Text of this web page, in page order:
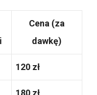
Cena (za
dawkę)
120 zł
180 zł